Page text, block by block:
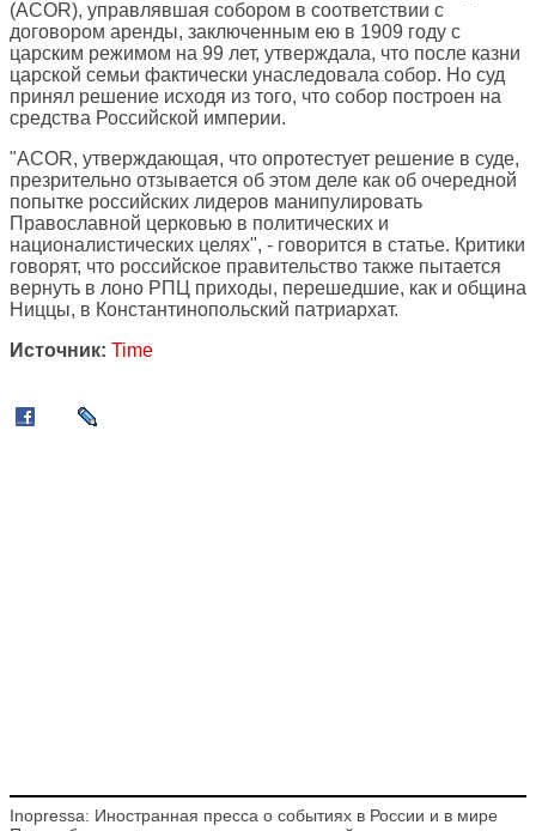
(ACOR), управлявшая собором в соответствии с
договором аренды, заключенным ею в 1909 году с
царским режимом на 99 лет, утверждала, что после казни
царской семьи фактически унаследовала собор. Но суд
принял решение исходя из того, что собор построен на
средства Российской империи.
"ACOR, утверждающая, что опротестует решение в суде,
презрительно отзывается об этом деле как об очередной
попытке российских лидеров манипулировать
Православной церковью в политических и
националистических целях", - говорится в статье. Критики
говорят, что российское правительство также пытается
вернуть в лоно РПЦ приходы, перешедшие, как и община
Ниццы, в Константинопольский патриархат.
Источник: Time
Inopressa: Иностранная пресса о событиях в России и в мире